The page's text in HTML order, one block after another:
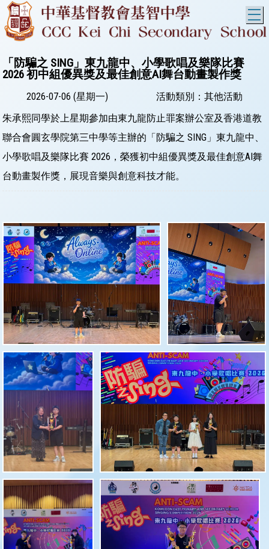
「防騙之 SING」東九龍中、小學歌唱及樂隊比賽
2026 初中組優異獎及最佳創意AI舞台動畫製作獎
2026-07-06 (星期一)
活動類別：其他活動
朱承熙同學於上星期參加由東九龍防止罪案辦公室及香港道教
聯合會圓玄學院第三中學等主辦的「防騙之 SING」東九龍中、
小學歌唱及樂隊比賽 2026，榮獲初中組優異獎及最佳創意AI舞
台動畫製作獎，展現音樂與創意科技才能。